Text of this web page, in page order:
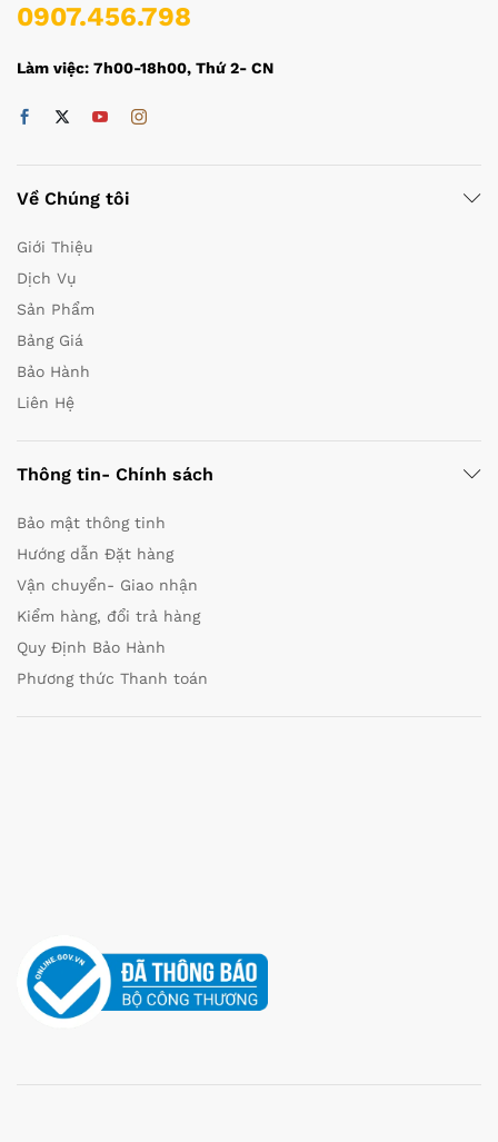
0907.456.798
Làm việc: 7h00-18h00, Thứ 2- CN
Về Chúng tôi
Giới Thiệu
Dịch Vụ
Sản Phẩm
Bảng Giá
Bảo Hành
Liên Hệ
Thông tin- Chính sách
Bảo mật thông tinh
Hướng dẫn Đặt hàng
Vận chuyển- Giao nhận
Kiểm hàng, đổi trả hàng
Quy Định Bảo Hành
Phương thức Thanh toán